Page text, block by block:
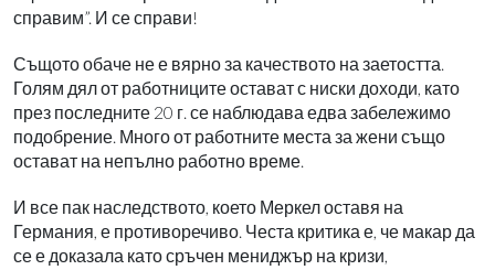
справим”. И се справи!
Същото обаче не е вярно за качеството на заетостта.
Голям дял от работниците остават с ниски доходи, като
през последните 20 г. се наблюдава едва забележимо
подобрение. Много от работните места за жени също
остават на непълно работно време.
И все пак наследството, което Меркел оставя на
Германия, е противоречиво. Честа критика е, че макар да
се е доказала като сръчен мениджър на кризи,